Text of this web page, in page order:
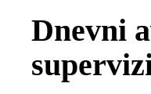
Dnevni